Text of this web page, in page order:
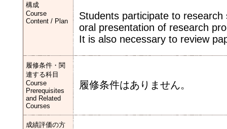
構成
Course
Content / Plan
Students participate to
oral presentation of research
It is also necessary to review
履修条件・関
連する科目
Course
Prerequisites
and Related
Courses
履修条件はありません。
成績評価の方